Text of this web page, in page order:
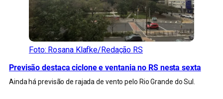
Foto: Rosana Klafke/Redação RS
Previsão destaca ciclone e ventania no RS nesta sexta
Ainda há previsão de rajada de vento pelo Rio Grande do Sul.